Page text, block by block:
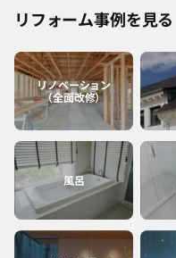
和歌山
奈良
岡山
山口
高知
徳島
福岡
熊本
大分
長崎
宮崎
沖縄
リフォーム事例を見る
リノベーション
（全面改修）
風呂